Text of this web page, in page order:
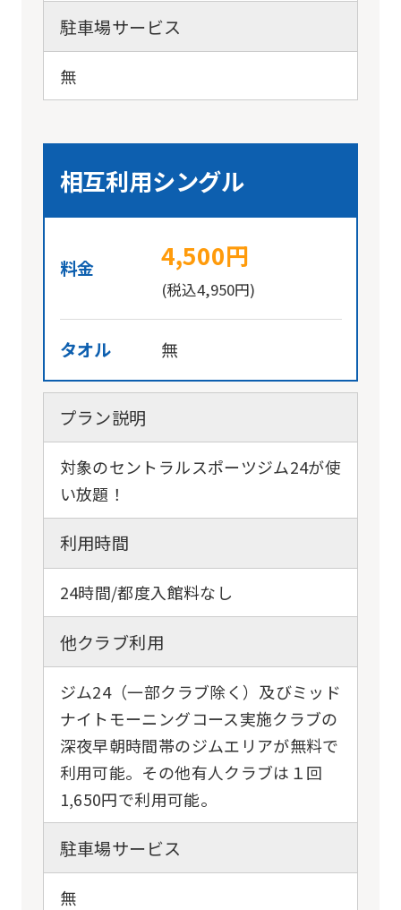
駐車場サービス
無
相互利用シングル
料金 4,500円
(税込4,950円)
タオル 無
プラン説明
対象のセントラルスポーツジム24が使
い放題！
利用時間
24時間/都度入館料なし
他クラブ利用
ジム24（一部クラブ除く）及びミッド
ナイトモーニングコース実施クラブの
深夜早朝時間帯のジムエリアが無料で
利用可能。その他有人クラブは１回
1,650円で利用可能。
駐車場サービス
無